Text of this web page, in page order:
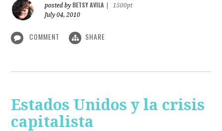
posted by BETSY AVILA
1500pt
July 04, 2010
COMMENT SHARE
Estados Unidos y la crisis
capitalista